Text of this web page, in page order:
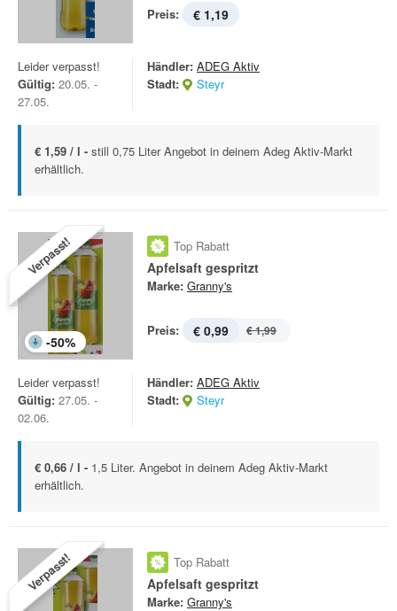
Preis: € 1,19
Leider verpasst!
Gültig: 20.05. -
27.05.
Händler: ADEG Aktiv
Stadt:
Steyr
€ 1,59 / l - still 0,75 Liter Angebot in deinem Adeg Aktiv-Markt
erhältlich.
Verpasst!
-50%
Top Rabatt
Apfelsaft gespritzt
Marke: Granny's
Preis: € 0,99 € 1,99
Leider verpasst!
Gültig: 27.05. -
02.06.
Händler: ADEG Aktiv
Stadt:
Steyr
€ 0,66 / l - 1,5 Liter. Angebot in deinem Adeg Aktiv-Markt
erhältlich.
Verpasst! Top Rabatt
Apfelsaft gespritzt
Marke: Granny's